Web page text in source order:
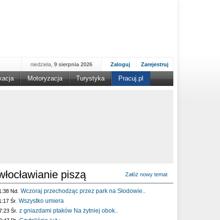
Zaloguj Zarejestruj
niedziela, 9 sierpnia 2026
Motoryzacja Turystyka Pracuj.pl
piszą Załóż nowy temat
Nd. Wczoraj przechodząc przez park na Słodowie..
Śr. Wszystko umiera
Śr. z gniazdami ptaków Na żytniej obok..